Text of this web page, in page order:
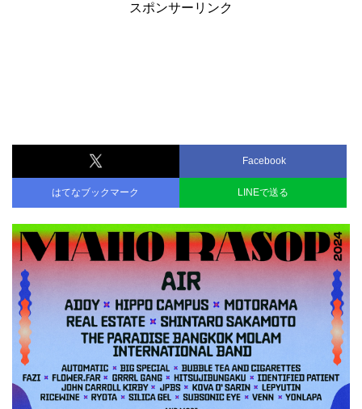
スポンサーリンク
Facebook
はてなブックマーク LINEで送る